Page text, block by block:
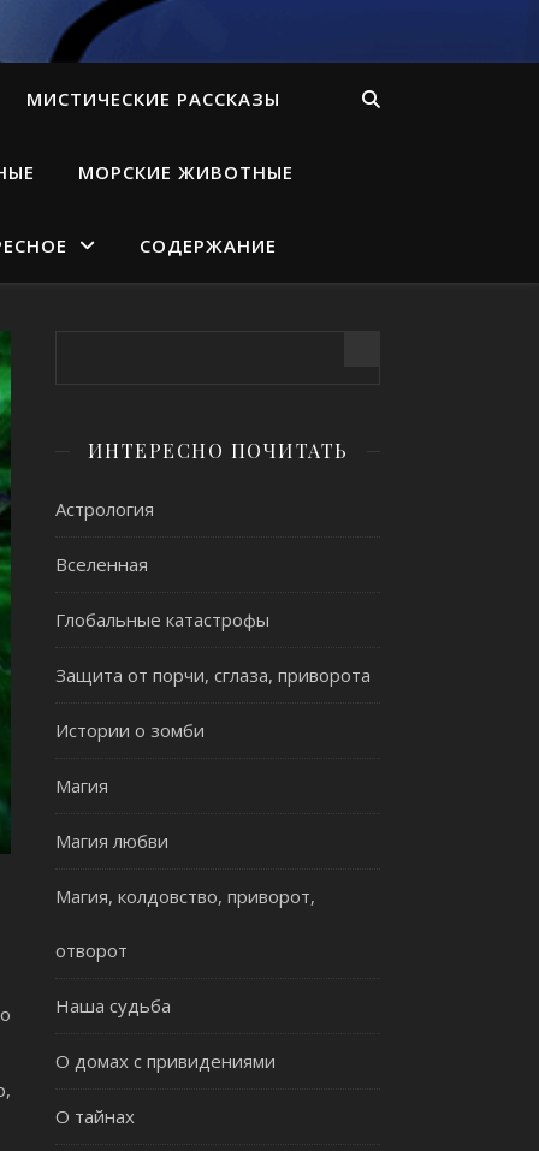
МИСТИЧЕСКИЕ РАССКАЗЫ
МОРСКИЕ ЖИВОТНЫЕ
СОДЕРЖАНИЕ
ИНТЕРЕСНО ПОЧИТАТЬ
Астрология
Вселенная
Глобальные катастрофы
Защита от порчи, сглаза, приворота
Истории о зомби
Магия
Магия любви
Магия, колдовство, приворот,
отворот
Наша судьба
О домах с привидениями
О тайнах